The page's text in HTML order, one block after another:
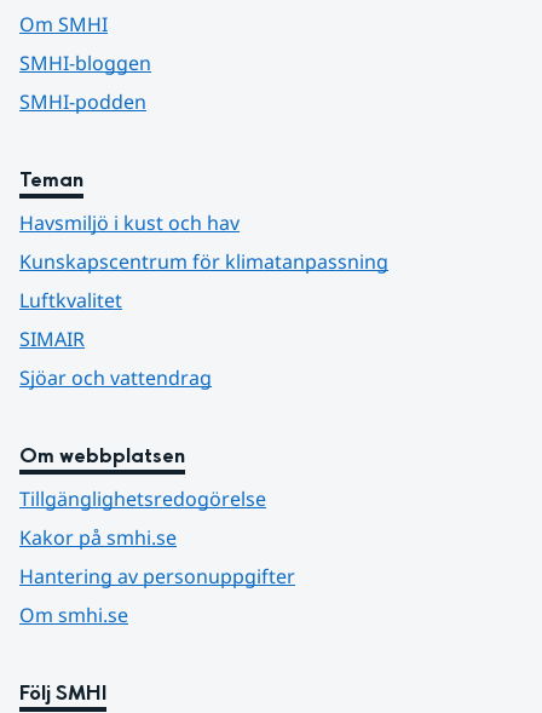
Om SMHI
SMHI-bloggen
SMHI-podden
Teman
Havsmiljö i kust och hav
Kunskapscentrum för klimatanpassning
Luftkvalitet
SIMAIR
Sjöar och vattendrag
Om webbplatsen
Tillgänglighetsredogörelse
Kakor på smhi.se
Hantering av personuppgifter
Om smhi.se
Följ SMHI